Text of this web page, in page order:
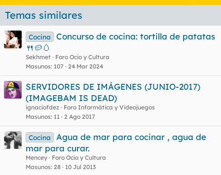
Temas similares
Cocina
Concurso de cocina: tortilla de patatas
🍴🥔🥚
Sekhmet
Foro Ocio y Cultura
Masunos 107 24 Mar 2024
SERVIDORES DE IMÁGENES (JUNIO-2017)
(IMAGEBAM IS DEAD)
ignaciofdez
Foro Informática y Videojuegos
Masunos 11 2 Ago 2017
Cocina
Agua de mar para cocinar , agua de
mar para curar.
Mencey
Foro Ocio y Cultura
Masunos 28 10 Jul 2013